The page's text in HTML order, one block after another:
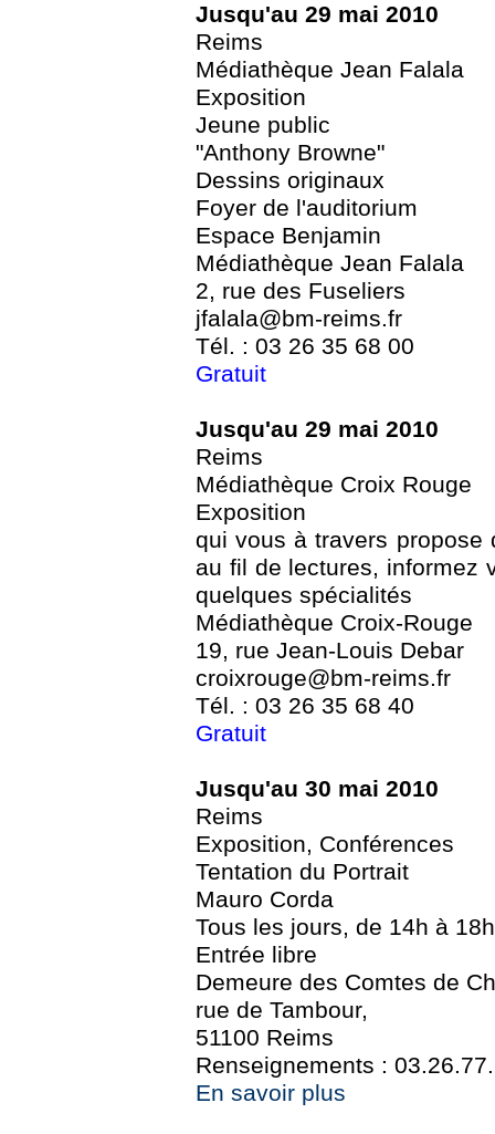
Jusqu'au 29 mai 2010
Reims
Médiathèque Jean Falala
Exposition
Jeune public
"Anthony Browne"
Dessins originaux
Foyer de l'auditorium
Espace Benjamin
Médiathèque Jean Falala
2, rue des Fuseliers
jfalala@bm-reims.fr
Tél. : 03 26 35 68 00
Gratuit
Jusqu'au 29 mai 2010
Reims
Médiathèque Croix Rouge
Exposition
qui vous à travers propose
au fil de lectures, informez
quelques spécialités
Médiathèque Croix-Rouge
19, rue Jean-Louis Debar
croixrouge@bm-reims.fr
Tél. : 03 26 35 68 40
Gratuit
Jusqu'au 30 mai 2010
Reims
Exposition, Conférences
Tentation du Portrait
Mauro Corda
Tous les jours, de 14h à 18h
Entrée libre
Demeure des Comtes de
rue de Tambour,
51100 Reims
Renseignements :
En savoir plus